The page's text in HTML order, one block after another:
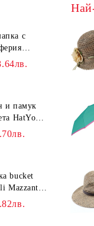
с
и памук
HatYou |
bucket
Mazzanti |